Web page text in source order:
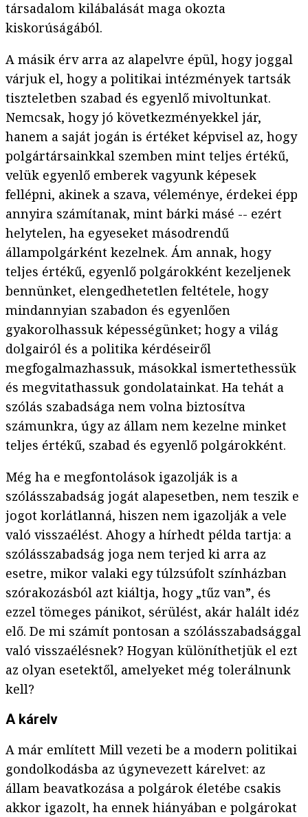
társadalom kilábalását maga okozta
kiskorúságából.
A másik érv arra az alapelvre épül, hogy joggal
várjuk el, hogy a politikai intézmények tartsák
tiszteletben szabad és egyenlő mivoltunkat.
Nemcsak, hogy jó következményekkel jár,
hanem a saját jogán is értéket képvisel az, hogy
polgártársainkkal szemben mint teljes értékű,
velük egyenlő emberek vagyunk képesek
fellépni, akinek a szava, véleménye, érdekei épp
annyira számítanak, mint bárki másé -- ezért
helytelen, ha egyeseket másodrendű
állampolgárként kezelnek. Ám annak, hogy
teljes értékű, egyenlő polgárokként kezeljenek
bennünket, elengedhetetlen feltétele, hogy
mindannyian szabadon és egyenlően
gyakorolhassuk képességünket; hogy a világ
dolgairól és a politika kérdéseiről
megfogalmazhassuk, másokkal ismertethessük
és megvitathassuk gondolatainkat. Ha tehát a
szólás szabadsága nem volna biztosítva
számunkra, úgy az állam nem kezelne minket
teljes értékű, szabad és egyenlő polgárokként.
Még ha e megfontolások igazolják is a
szólásszabadság jogát alapesetben, nem teszik e
jogot korlátlanná, hiszen nem igazolják a vele
való visszaélést. Ahogy a hírhedt példa tartja: a
szólásszabadság joga nem terjed ki arra az
esetre, mikor valaki egy túlzsúfolt színházban
szórakozásból azt kiáltja, hogy „tűz van”, és
ezzel tömeges pánikot, sérülést, akár halált idéz
elő. De mi számít pontosan a szólásszabadsággal
való visszaélésnek? Hogyan különíthetjük el ezt
az olyan esetektől, amelyeket még tolerálnunk
kell?
A kárelv
A már említett Mill vezeti be a modern politikai
gondolkodásba az úgynevezett kárelvet: az
állam beavatkozása a polgárok életébe csakis
akkor igazolt, ha ennek hiányában e polgárokat